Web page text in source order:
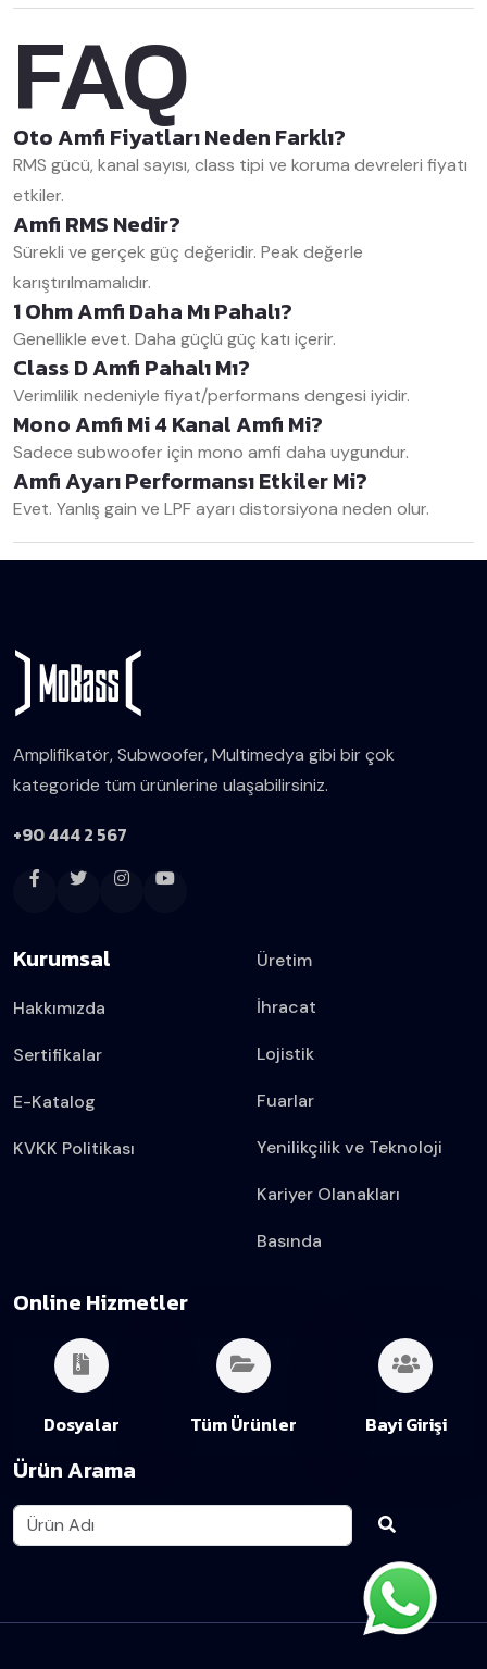
FAQ
Oto Amfi Fiyatları Neden Farklı?
RMS gücü, kanal sayısı, class tipi ve koruma devreleri fiyatı
etkiler.
Amfi RMS Nedir?
Sürekli ve gerçek güç değeridir. Peak değerle
karıştırılmamalıdır.
1 Ohm Amfi Daha Mı Pahalı?
Genellikle evet. Daha güçlü güç katı içerir.
Class D Amfi Pahalı Mı?
Verimlilik nedeniyle fiyat/performans dengesi iyidir.
Mono Amfi Mi 4 Kanal Amfi Mi?
Sadece subwoofer için mono amfi daha uygundur.
Amfi Ayarı Performansı Etkiler Mi?
Evet. Yanlış gain ve LPF ayarı distorsiyona neden olur.
Amplifikatör, Subwoofer, Multimedya gibi bir çok
kategoride tüm ürünlerine ulaşabilirsiniz.
+90 444 2 567
Kurumsal
Hakkımızda
Sertifikalar
E-Katalog
KVKK Politikası
Üretim
İhracat
Lojistik
Fuarlar
Yenilikçilik ve Teknoloji
Kariyer Olanakları
Basında
Online Hizmetler
Dosyalar Tüm Ürünler Bayi Girişi
Ürün Arama